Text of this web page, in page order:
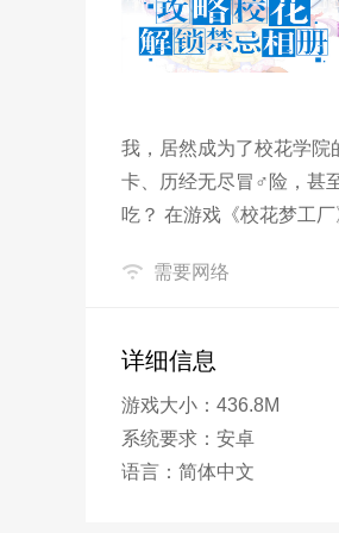
我，居然成为了校花学
卡、历经无尽冒♂险，甚
吃？ 在游戏《校花梦工
需要网络
详细信息
游戏大小：436.8M
系统要求：安卓
语言：简体中文